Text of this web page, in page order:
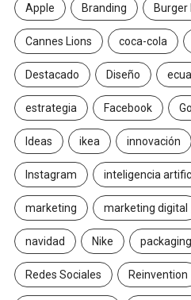
Apple Branding Burger
Cannes Lions coca-cola
Destacado Diseño
estrategia Facebook
Ideas ikea innovación
Instagram inteligencia
marketing marketing digital
navidad Nike packaging
Redes Sociales Reinvention